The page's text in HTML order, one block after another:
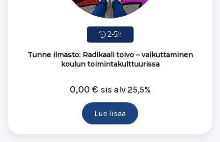
2-5h
Tunne ilmasto: Radikaali toivo – vaikuttaminen
koulun toimintakulttuurissa
0,00 € sis alv 25,5%
Lue lisää